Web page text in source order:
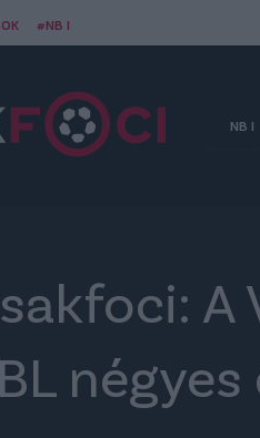
#NB I
NB I
A